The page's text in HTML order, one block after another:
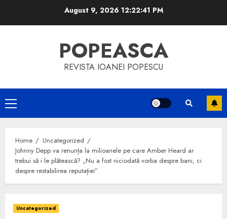
August 9, 2026 12:22:42 PM
POPEASCA
REVISTA IOANEI POPESCU
Primary
Menu
Home
Uncategorized
Johnny Depp va renunța la milioanele pe care Amber Heard ar
trebui să i le plătească? „Nu a fost niciodată vorba despre bani, ci
despre restabilirea reputației”
Uncategorized